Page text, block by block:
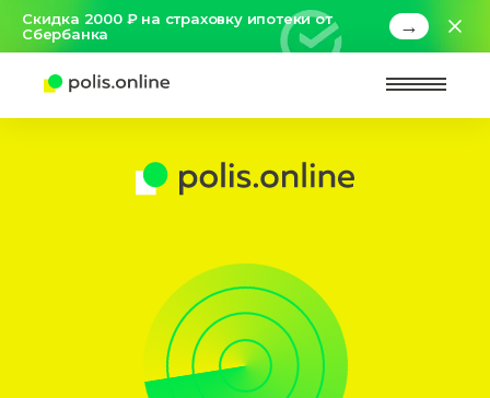
Скидка 2000 ₽ на страховку ипотеки от
Сбербанка
→